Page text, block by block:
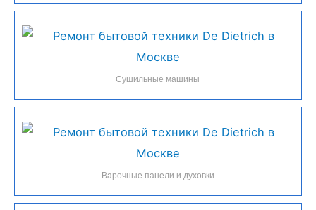
Сушильные машины
Варочные панели и духовки